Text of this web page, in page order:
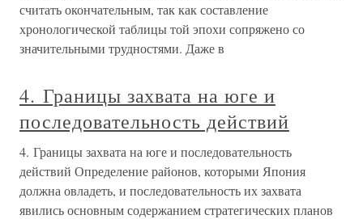
считать окончательным, так как составление
хронологической таблицы той эпохи сопряжено со
значительными трудностями. Даже в
4. Границы захвата на юге и
последовательность действий
4. Границы захвата на юге и последовательность
действий Определение районов, которыми Япония
должна овладеть, и последовательность их захвата
явились основным содержанием стратегических планов